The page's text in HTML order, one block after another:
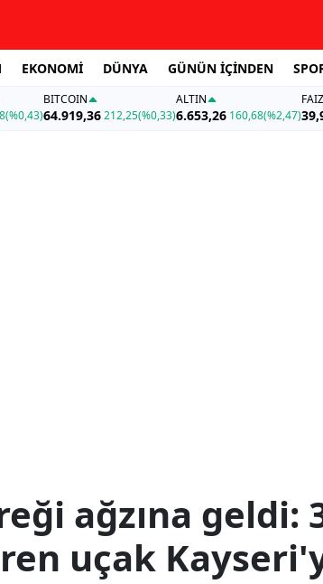
EKONOMİ DÜNYA GÜNÜN İÇİNDEN
(%0,43)
BITCOIN
64.919,36212,25(%0,33)
ALTIN
6.653,26 160,68(%2,47)
FAİZ
ağzına geldi:
uçak